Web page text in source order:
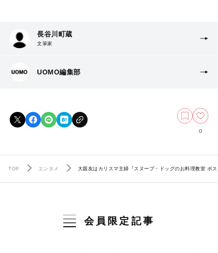
長谷川町蔵
文筆家
UOMO編集部
0
TOP エンタメ 大親友はカリスマ主婦『スヌープ・ドッグのお料理教室 ボ
会員限定記事